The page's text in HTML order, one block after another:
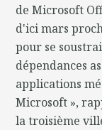
de Microsoft
d'ici mars
pour se
dépendances
applications
Microsoft »,
la troisième